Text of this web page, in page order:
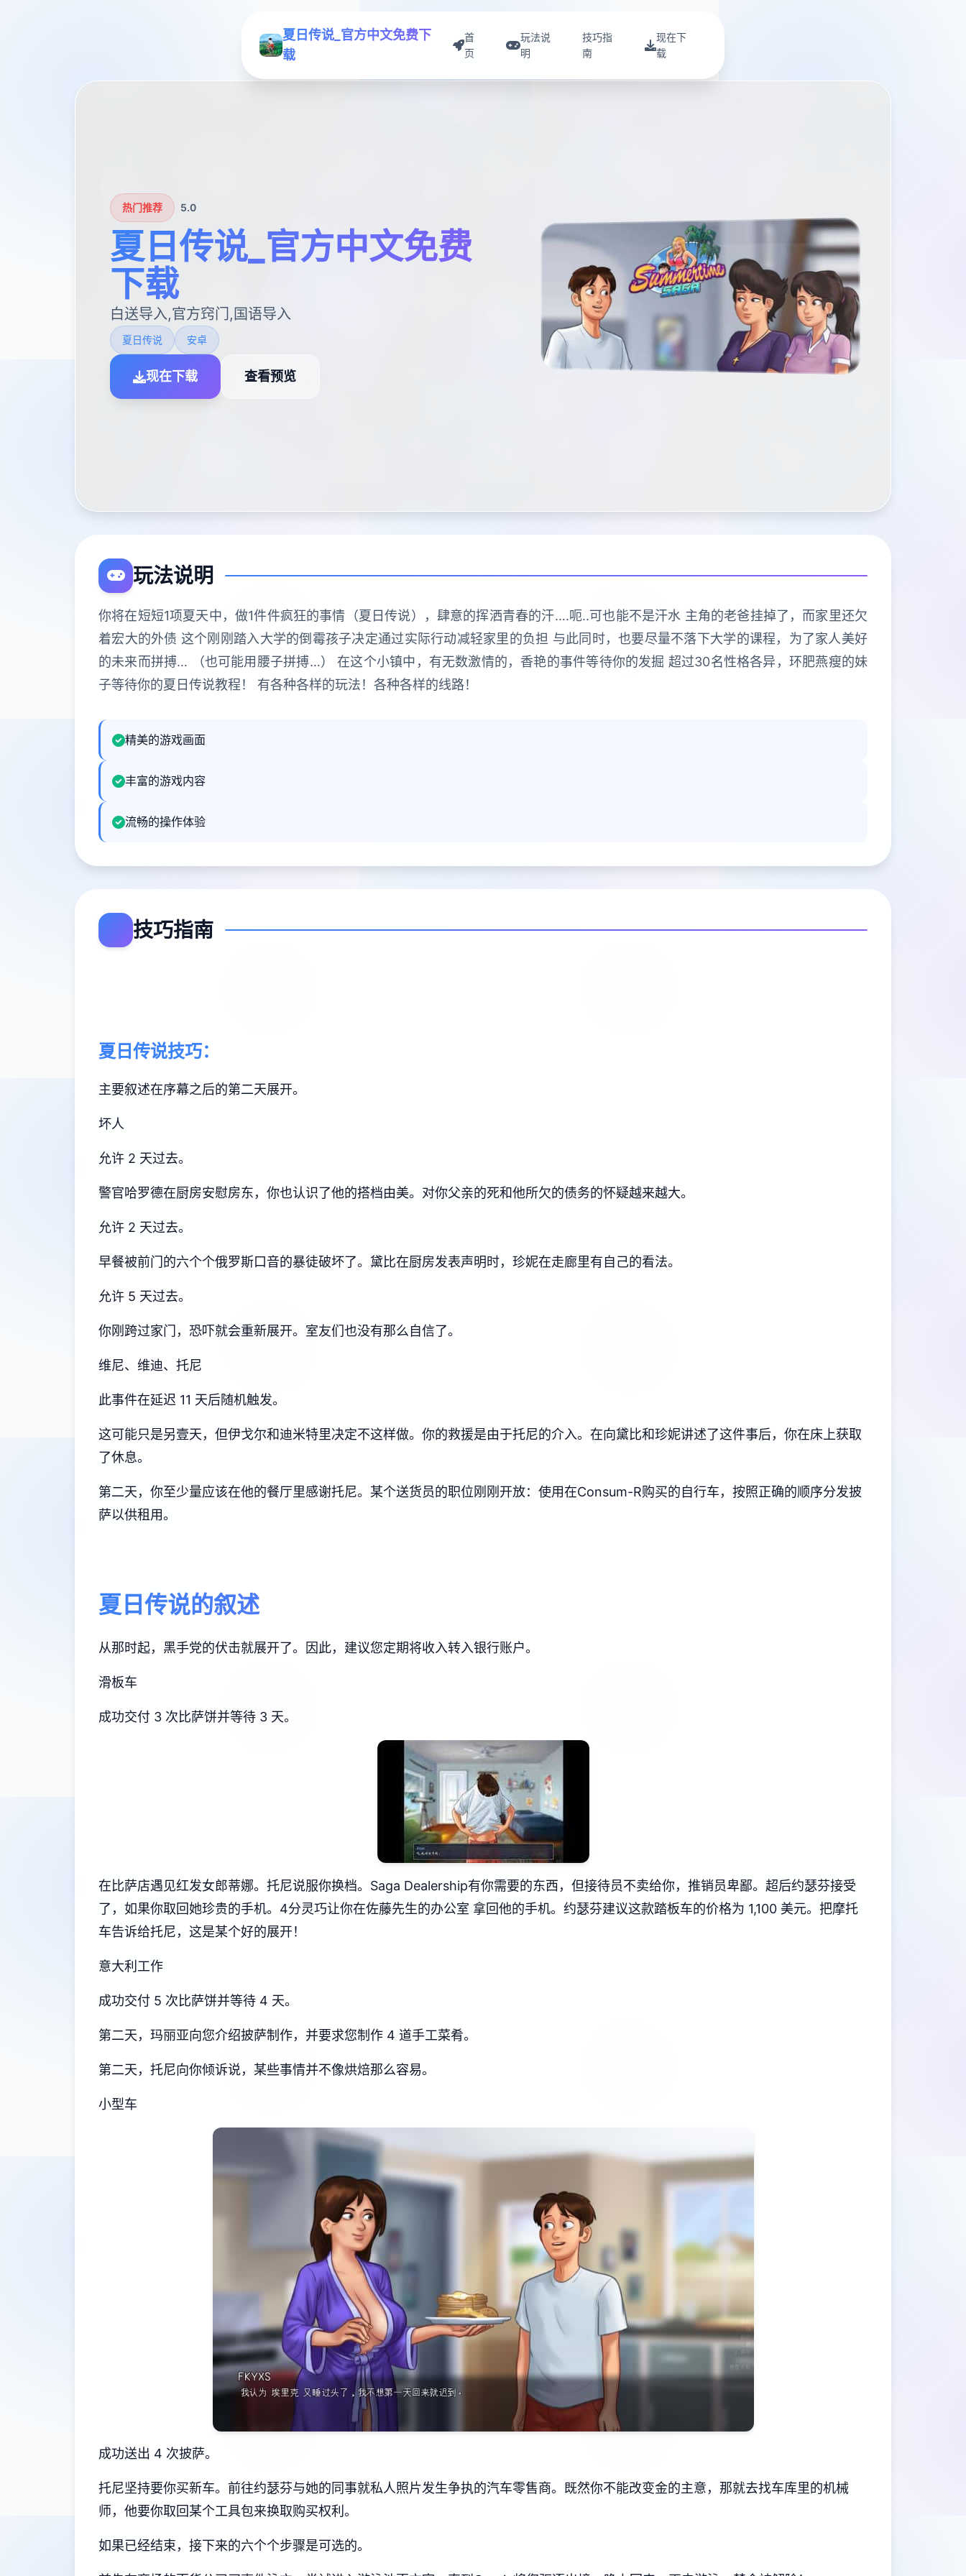
夏日传说_官方中文免费下
载
首
页
玩法说
明
技巧指
南
现在下
载
热门推荐 5.0
夏日传说_官方中文免费
下载
白送导入,官方窍门,国语导入
夏日传说 安卓
现在下载 查看预览
玩法说明
你将在短短1项夏天中，做1件件疯狂的事情（夏日传说），肆意的挥洒青春的汗….呃..可也能不是汗水 主角的老爸挂掉了，而家里还欠
着宏大的外债 这个刚刚踏入大学的倒霉孩子决定通过实际行动减轻家里的负担 与此同时，也要尽量不落下大学的课程，为了家人美好
的未来而拼搏… （也可能用腰子拼搏…） 在这个小镇中，有无数激情的，香艳的事件等待你的发掘 超过30名性格各异，环肥燕瘦的妹
子等待你的夏日传说教程！ 有各种各样的玩法！各种各样的线路！
精美的游戏画面
丰富的游戏内容
流畅的操作体验
技巧指南
夏日传说技巧：
主要叙述在序幕之后的第二天展开。
坏人
允许 2 天过去。
警官哈罗德在厨房安慰房东，你也认识了他的搭档由美。对你父亲的死和他所欠的债务的怀疑越来越大。
允许 2 天过去。
早餐被前门的六个个俄罗斯口音的暴徒破坏了。黛比在厨房发表声明时，珍妮在走廊里有自己的看法。
允许 5 天过去。
你刚跨过家门，恐吓就会重新展开。室友们也没有那么自信了。
维尼、维迪、托尼
此事件在延迟 11 天后随机触发。
这可能只是另壹天，但伊戈尔和迪米特里决定不这样做。你的救援是由于托尼的介入。在向黛比和珍妮讲述了这件事后，你在床上获取
了休息。
第二天，你至少量应该在他的餐厅里感谢托尼。某个送货员的职位刚刚开放：使用在Consum-R购买的自行车，按照正确的顺序分发披
萨以供租用。
夏日传说的叙述
从那时起，黑手党的伏击就展开了。因此，建议您定期将收入转入银行账户。
滑板车
成功交付 3 次比萨饼并等待 3 天。
在比萨店遇见红发女郎蒂娜。托尼说服你换档。Saga Dealership有你需要的东西，但接待员不卖给你，推销员卑鄙。超后约瑟芬接受
了，如果你取回她珍贵的手机。4分灵巧让你在佐藤先生的办公室 拿回他的手机。约瑟芬建议这款踏板车的价格为 1,100 美元。把摩托
车告诉给托尼，这是某个好的展开！
意大利工作
成功交付 5 次比萨饼并等待 4 天。
第二天，玛丽亚向您介绍披萨制作，并要求您制作 4 道手工菜肴。
第二天，托尼向你倾诉说，某些事情并不像烘焙那么容易。
小型车
成功送出 4 次披萨。
托尼坚持要你买新车。前往约瑟芬与她的同事就私人照片发生争执的汽车零售商。既然你不能改变金的主意，那就去找车库里的机械
师，他要你取回某个工具包来换取购买权利。
如果已经结束，接下来的六个个步骤是可选的。